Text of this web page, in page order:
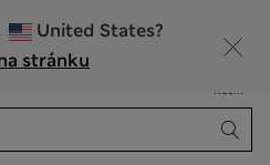
United States?
stránku
Košík